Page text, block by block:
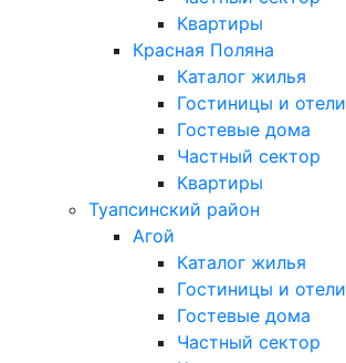
Квартиры
Красная Поляна
Каталог жилья
Гостиницы и отели
Гостевые дома
Частный сектор
Квартиры
Туапсинский район
Агой
Каталог жилья
Гостиницы и отели
Гостевые дома
Частный сектор